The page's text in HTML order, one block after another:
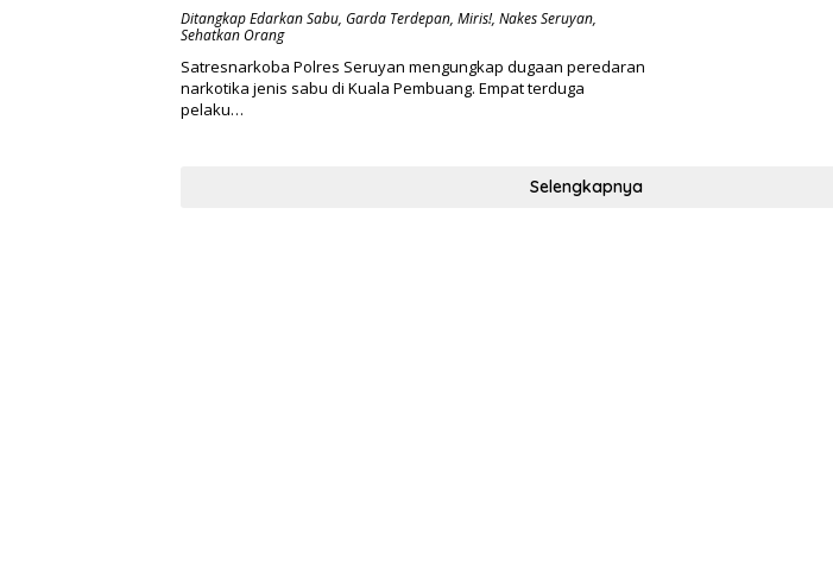
Ditangkap Edarkan Sabu, Garda Terdepan, Miris!, Nakes Seruyan,
Sehatkan Orang
Satresnarkoba Polres Seruyan mengungkap dugaan peredaran
narkotika jenis sabu di Kuala Pembuang. Empat terduga
pelaku…
Selengkapnya